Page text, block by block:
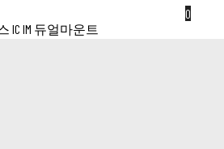
0
IC IM 듀얼마운트